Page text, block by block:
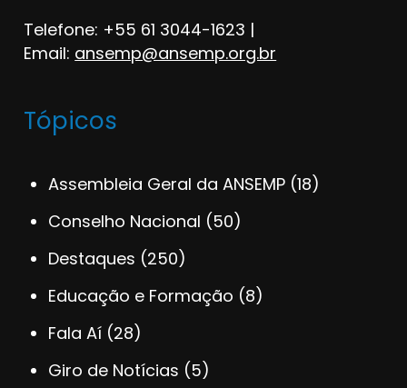
Telefone: +55 61 3044-1623 |
Email: ansemp@ansemp.org.br
Tópicos
Assembleia Geral da ANSEMP (18)
Conselho Nacional (50)
Destaques (250)
Educação e Formação (8)
Fala Aí (28)
Giro de Notícias (5)